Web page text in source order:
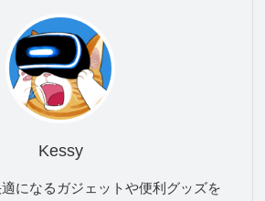
Kessy
になるガジェットや便利グッズを